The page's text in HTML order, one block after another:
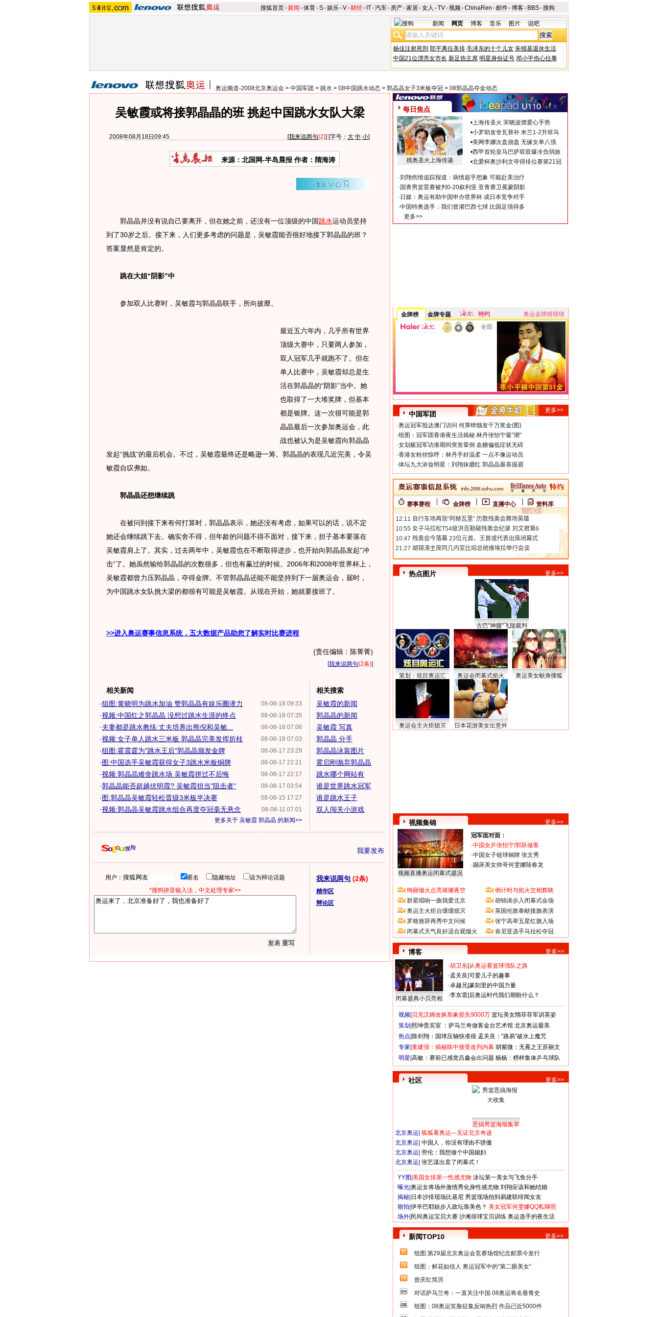
搜狐首页-新闻 -体育-S-娱乐-V- 财经- IT-汽车- 房产-家居-女人 -TV-视频-ChinaRen -邮件-博客- BBS-搜狗
新闻 网页 博客 音乐 图片 说吧
杨佳注射死刑 郎平离任美排 毛泽东的十个儿女 朱镕基退休生活
中国21位漂亮女市长 新足协主席 明星身份证号 邓小平伤心往事
奥运频道-2008北京奥运会 > 中国军团 > 跳水 > 08中国跳水动态 > 郭晶晶女子3米板夺冠 > 08郭晶晶夺金动态
吴敏霞或将接郭晶晶的班 挑起中国跳水女队大梁
2008年08月18日09:45 [我来说两句(2)] [字号： 大 中 小]
来源：北国网-半岛晨报 作者：隋海涛
郭晶晶并没有说自己要离开，但在她之前，还没有一位顶级的中国跳水运动员坚持
到了30岁之后。接下来，人们更多考虑的问题是，吴敏霞能否很好地接下郭晶晶的班？
答案显然是肯定的。
跳在大姐“阴影”中
参加双人比赛时，吴敏霞与郭晶晶联手，所向披靡。
最近五六年内，几乎所有世界
顶级大赛中，只要两人参加，
双人冠军几乎就跑不了。但在
单人比赛中，吴敏霞却总是生
活在郭晶晶的“阴影”当中。她
也取得了一大堆奖牌，但基本
都是银牌。这一次很可能是郭
晶晶最后一次参加奥运会，此
战也被认为是吴敏霞向郭晶晶
发起“挑战”的最后机会。不过，吴敏霞最终还是略逊一筹。郭晶晶的表现几近完美，令吴
敏霞自叹弗如。
郭晶晶还想继续跳
在被问到接下来有何打算时，郭晶晶表示，她还没有考虑，如果可以的话，说不定
她还会继续跳下去。确实舍不得，但年龄的问题不得不面对，接下来，担子基本要落在
吴敏霞肩上了。其实，过去两年中，吴敏霞也在不断取得进步，也开始向郭晶晶发起“冲
击”了。她虽然输给郭晶晶的次数很多，但也有赢过的时候。2006年和2008年世界杯上，
吴敏霞都曾力压郭晶晶，夺得金牌。不管郭晶晶还能不能坚持到下一届奥运会，届时，
为中国跳水女队挑大梁的都很有可能是吴敏霞。从现在开始，她就要接班了。
>>进入奥运赛事信息系统，五大数据产品助您了解实时比赛进程
(责任编辑：陈菁菁)
[我来说两句(2条)]
相关新闻
08-08-18 09:33
·组图:黄晓明为跳水加油 赞郭晶晶有娱乐圈潜力
08-08-18 07:35
·视频:中国红之郭晶晶 没想过跳水生涯的终点
08-08-18 07:06
·夫妻都是跳水教练:丈夫培养出熊倪和吴敏...
08-08-18 07:03
·视频:女子单人跳水三米板 郭晶晶完美发挥折桂
08-08-17 23:29
·组图:霍震霆为"跳水王后"郭晶晶颁发金牌
08-08-17 22:21
·图:中国选手吴敏霞获得女子3跳水米板铜牌
08-08-17 22:17
·视频:郭晶晶难舍跳水场 吴敏霞拼过不后悔
08-08-17 03:54
·郭晶晶能否超越伏明霞? 吴敏霞担当"阻击者"
08-08-15 17:27
·图:郭晶晶吴敏霞轻松晋级3米板半决赛
08-08-11 07:01
·视频:郭晶晶吴敏霞跳水组合再度夺冠毫无悬念
更多关于 吴敏霞 郭晶晶 的新闻>>
相关搜索
吴敏霞的新闻
郭晶晶的新闻
吴敏霞 写真
郭晶晶 分手
郭晶晶泳装图片
霍启刚抛弃郭晶晶
跳水哪个网站有
谁是世界跳水冠军
谁是跳水王子
双人闯关小游戏
我要发布
用户： 匿名 隐藏地址
设为辩论话题
*搜狗拼音输入法，中文处理专家>>
我来说两句 (2条)
精华区
辩论区
每日焦点
残奥圣火上海传递
•上海传圣火 宋晓波摆爱心手势
•小罗助攻舍瓦替补 米兰1-2升班马
•美网李娜次盘崩盘 无缘女单八强
•西甲首轮皇马巴萨双双爆冷负弱旅
•北爱杯奥沙利文夺得排位赛第21冠
·刘翔伤情追踪报道：病情超乎想象 可能赴美治疗
· 国青男篮罢赛被判0-20叙利亚 亚青赛卫冕蒙阴影
· 日媒：奥运有助中国申办世界杯 成日本竞争对手
·中国特奥选手：我们曾灌巴西七球 比国足强得多
更多>>
金牌榜 金牌专题 特约
奥运金牌猜猜猜
全部
中国军团
更多>>
·奥运冠军抵达澳门访问 何厚铧颁发千万奖金(图)
·组图：冠军团香港夜生活揭秘 林丹张怡宁最"潮"
·女划艇冠军访港期间突发晕倒 血糖偏低症状无碍
·香港女粉丝惊呼：林丹手好温柔 一点不像运动员
·体坛九大浓妆明星：刘翔抹腮红 郭晶晶最喜描眉
赛事赛程 金牌榜 直播中心 资料库
热点图片 更多>>
古巴"神腿"飞踹裁判
策划：炫目奥运汇 奥运会闭幕式焰火 奥运美女献身搜狐
奥运会主火炬熄灭 日本花游美女出意外
视频集锦 更多>>
视频直播奥运闭幕式盛况
冠军面对面：
·中国女乒张怡宁/郭跃做客
·中国女子链球铜牌 张文秀
·蹦床美女帅哥何雯娜陆春龙
绚丽烟火点亮璀璨夜空
群星唱响一曲我爱北京
奥运主火炬台缓缓熄灭
罗格致辞再秀中文问候
闭幕式天气良好适合观烟火
倒计时与焰火交相辉映
胡锦涛步入闭幕式会场
英国伦敦奉献接旗表演
张宁高举五星红旗入场
肯尼亚选手马拉松夺冠
博客 更多>>
闭幕盛典小贝亮相
·胡卫东 从奥运看篮球强队之路
·孟关良 可爱儿子的趣事
·卓越兄 篆刻里的中国力量
·李东雷 后奥运时代我们期盼什么？
视频| 贝克汉姆改换形象损失9000万 篮坛美女隋菲菲军训英姿
策划| 熙坤贵宾室 ：萨马兰奇做客金台艺术馆 北京奥运最美
热点| 陈剑翔：国球压轴快准很 孟关良：“路易”破水上魔咒
专家| 童建强：揭秘陈中接受改判内幕 胡紫微：无冕之王苏丽文
明星| 高敏：赛前已感觉吕鑫会出问题 杨杨：榜样集体乒乓球队
社区 更多>>
恶搞男篮海报集萃
北京奥运 狐狐看奥运—见证北京奇迹
北京奥运 中国人，你没有理由不骄傲
北京奥运 劳伦：我想做个中国媳妇
北京奥运 张艺谋出卖了闭幕式！
YY图| 美国女排第一性感尤物 泳坛第一美女与飞鱼分手
曝光| 奥运女将场外激情秀化身性感尤物 刘翔应该和她结婚
揭秘| 日本沙排现场比基尼 男篮现场拍到易建联绯闻女友
狠拍| 伊辛巴耶娃步入政坛靠美色？ 美女冠军何雯娜QQ私聊照
场外| 民间奥运宝贝大赛 沙滩排球宝贝训练 奥运选手的夜生活
新闻TOP10 更多>>
组图:第29届北京奥运会竞赛场馆纪念邮票今发行
组图：鲜花如佳人 奥运冠军中的“第二眼美女”
曾庆红简历
对话萨马兰奇：一直关注中国 08奥运将名垂青史
组图：08奥运笑脸征集反响热烈 作品已近5000件